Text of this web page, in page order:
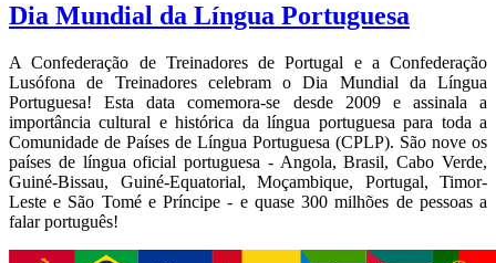
Dia Mundial da Língua Portuguesa
A Confederação de Treinadores de Portugal e a Confederação
Lusófona de Treinadores celebram o Dia Mundial da Língua
Portuguesa! Esta data comemora-se desde 2009 e assinala a
importância cultural e histórica da língua portuguesa para toda a
Comunidade de Países de Língua Portuguesa (CPLP). São nove os
países de língua oficial portuguesa - Angola, Brasil, Cabo Verde,
Guiné-Bissau, Guiné-Equatorial, Moçambique, Portugal, Timor-
Leste e São Tomé e Príncipe - e quase 300 milhões de pessoas a
falar português!